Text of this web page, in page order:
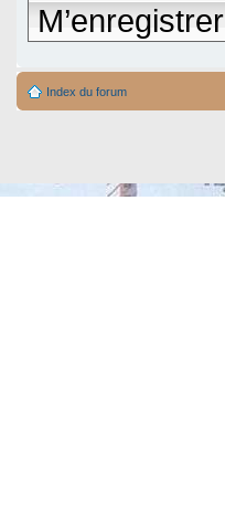
M’enregistrer
Index du forum